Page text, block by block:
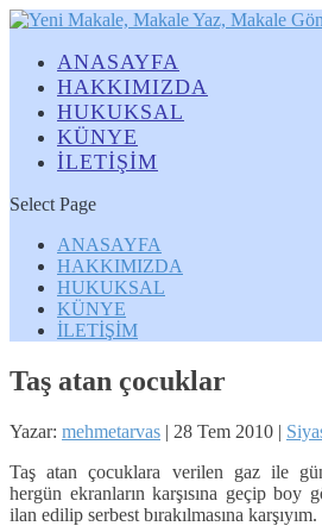
ANASAYFA
HAKKIMIZDA
HUKUKSAL
KÜNYE
İLETİŞİM
Select Page
ANASAYFA
HAKKIMIZDA
HUKUKSAL
KÜNYE
İLETİŞİM
Taş atan çocuklar
Yazar: mehmetarvas | 28 Tem 2010 |
Taş atan çocuklara verilen gaz ile
hergün ekranların karşısına geçip boy
ilan edilip serbest bırakılmasına karşıyım.